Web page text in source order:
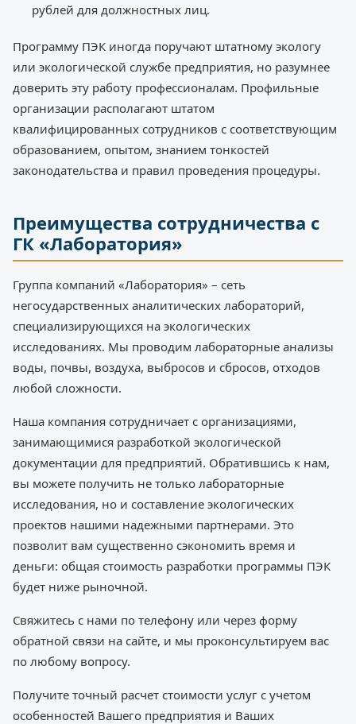
рублей для должностных лиц.
Программу ПЭК иногда поручают штатному экологу
или экологической службе предприятия, но разумнее
доверить эту работу профессионалам. Профильные
организации располагают штатом
квалифицированных сотрудников с соответствующим
образованием, опытом, знанием тонкостей
законодательства и правил проведения процедуры.
Преимущества сотрудничества с
ГК «Лаборатория»
Группа компаний «Лаборатория» – сеть
негосударственных аналитических лабораторий,
специализирующихся на экологических
исследованиях. Мы проводим лабораторные анализы
воды, почвы, воздуха, выбросов и сбросов, отходов
любой сложности.
Наша компания сотрудничает с организациями,
занимающимися разработкой экологической
документации для предприятий. Обратившись к нам,
вы можете получить не только лабораторные
исследования, но и составление экологических
проектов нашими надежными партнерами. Это
позволит вам существенно сэкономить время и
деньги: общая стоимость разработки программы ПЭК
будет ниже рыночной.
Свяжитесь с нами по телефону или через форму
обратной связи на сайте, и мы проконсультируем вас
по любому вопросу.
Получите точный расчет стоимости услуг с учетом
особенностей Вашего предприятия и Ваших